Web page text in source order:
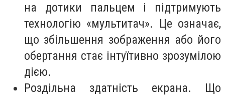
на дотики пальцем і підтримують
технологію «мультитач». Це означає,
що збільшення зображення або його
обертання стає інтуїтивно зрозумілою
дією.
Роздільна здатність екрана. Що